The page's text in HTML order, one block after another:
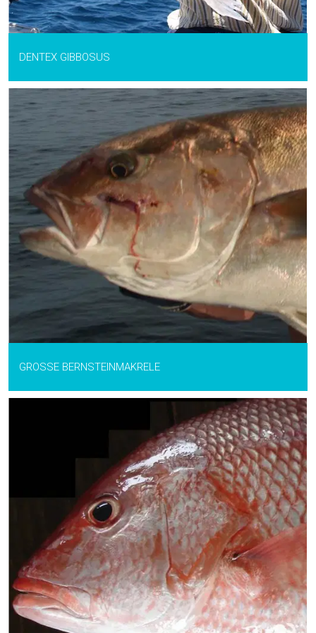
DENTEX GIBBOSUS
GROSSE BERNSTEINMAKRELE